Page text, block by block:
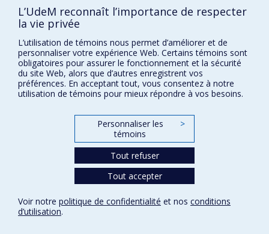
1993
Prix et distinctions
Université de
Montréal
L’UdeM reconnaît l’importance de respecter
la vie privée
L’utilisation de témoins nous permet d’améliorer et de
personnaliser votre expérience Web. Certains témoins sont
obligatoires pour assurer le fonctionnement et la sécurité
du site Web, alors que d’autres enregistrent vos
préférences. En acceptant tout, vous consentez à notre
utilisation de témoins pour mieux répondre à vos besoins.
Personnaliser les
témoins
>
Tout refuser
Tout accepter
Voir notre politique de confidentialité et nos conditions
d’utilisation.